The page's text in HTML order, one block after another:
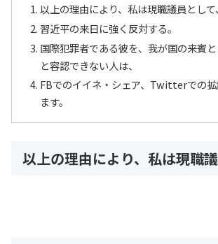
以上の理由により、私は現職議員として、
習近平の来日に強く反対する。
国際犯罪者である彼を、我が国の来賓
と容認できない人は、
FBでのイイネ・シェア、Twitterでの
ます。
以上の理由により、私は現職議